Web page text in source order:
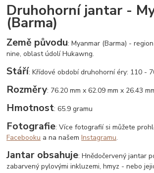
Druhohorní jantar -
(Barma)
Země původu: Myanmar (Barma) -
nine, oblast údolí Hukawng.
Stáří: Křídové období druhohorní éry: 110
Rozměry: 76.20 mm x 62.09 mm x 26.43
Hmotnost: 65.9 gramu
Fotografie: Více fotografií si můžete
Facebooku a na našemInstagramu.
Jantar obsahuje: Hnědočervený jantar
zabarvený pylovými inkluzemi, hmyz - nebo